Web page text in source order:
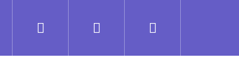
Prihlásenie